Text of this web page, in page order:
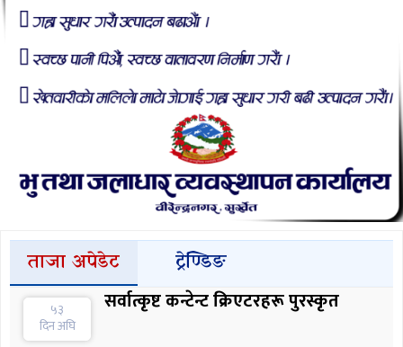
ताजा अपेडेट ट्रेण्डिङ
५३
दिन अघि
सर्वात्कृष्ट कन्टेन्ट क्रिएटरहरू पुरस्कृत